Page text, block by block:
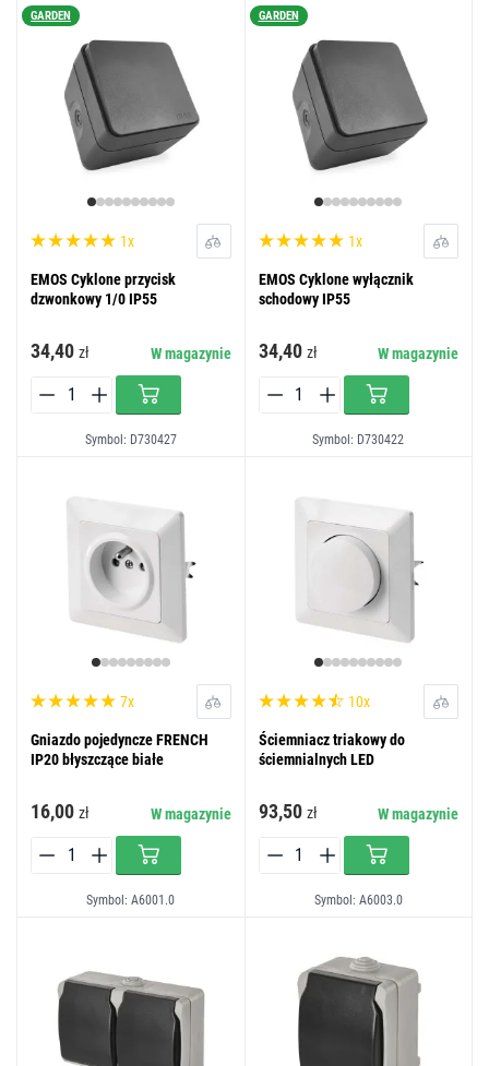
GARDEN
1x
EMOS Cyklone przycisk
dzwonkowy 1/0 IP55
34,40 zł W magazynie
Symbol: D730427
GARDEN
1x
EMOS Cyklone wyłącznik
schodowy IP55
34,40 zł W magazynie
Symbol: D730422
7x
Gniazdo pojedyncze FRENCH
IP20 błyszczące białe
16,00 zł W magazynie
Symbol: A6001.0
10x
Ściemniacz triakowy do
ściemnialnych LED
93,50 zł W magazynie
Symbol: A6003.0